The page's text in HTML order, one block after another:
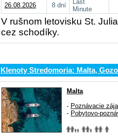
26.08.2026
8 dní
Last
Minute
V rušnom letovisku St.
cez schodíky.
Klenoty Stredomoria: Malta,
Malta
- Poznávacie
- Pobytovo-